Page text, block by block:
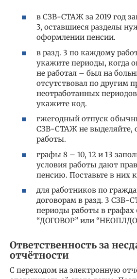
в СЗВ-СТАЖ за 2019 год
3, оставшиеся разделы
оформлении пенсии.
в разд. 3 по каждому
укажите периоды, когда
не работал – был на
отсутствовал по другим
неотработанных периодов
укажите код.
гжегодный отпуск
СЗВ-СТАЖ не выделяйте,
работы.
графы 8 – 10, 12 и 13
условия работы дают
пенсию. Поставьте в них
для работников по
договорам в разд. 3 СЗВ-
периоды работы в графах
“ДОГОВОР” или
Ответственность за
отчётности
С переходом на электронную